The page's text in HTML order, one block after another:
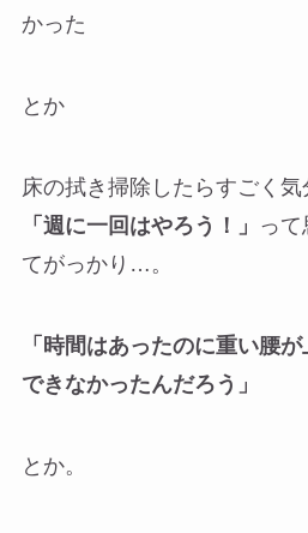
かった
とか
床の拭き掃除したらすごく
「週に一回はやろう！」 って
てがっかり…。
「時間はあったのに重い腰
できなかったんだろう」
とか。